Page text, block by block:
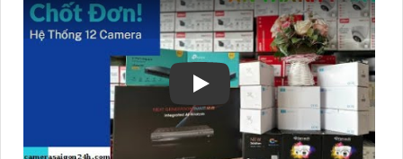
Giám Sát Từ Xa Giá Rẻ với Trang bị sáng chi tiết với độ phân
giải 2.0 megapixel Được bán nhiều nhất trong năm vừa qua
CMOS Xử lý hình ảnh đẹp Cho màu sắc chất lượng